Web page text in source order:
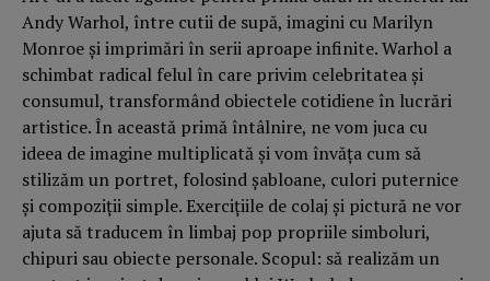
Andy Warhol, între cutii de supă, imagini cu Marilyn
Monroe şi imprimări în serii aproape infinite. Warhol a
schimbat radical felul în care privim celebritatea şi
consumul, transformând obiectele cotidiene în lucrări
artistice. În această primă întâlnire, ne vom juca cu
ideea de imagine multiplicată şi vom învăţa cum să
stilizăm un portret, folosind şabloane, culori puternice
şi compoziţii simple. Exerciţiile de colaj şi pictură ne vor
ajuta să traducem în limbaj pop propriile simboluri,
chipuri sau obiecte personale. Scopul: să realizăm un